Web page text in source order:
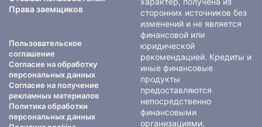
Права заемщиков
Пользовательское
соглашение
Согласие на обработку
персональных данных
Согласие на получение
рекламных материалов
Политика обработки
персональных данных
сторонних источников без
изменений и не является
финансовой или
юридической
рекомендацией. Кредиты и
иные финансовые
продукты
предоставляются
непосредственно
финансовыми
организациями.